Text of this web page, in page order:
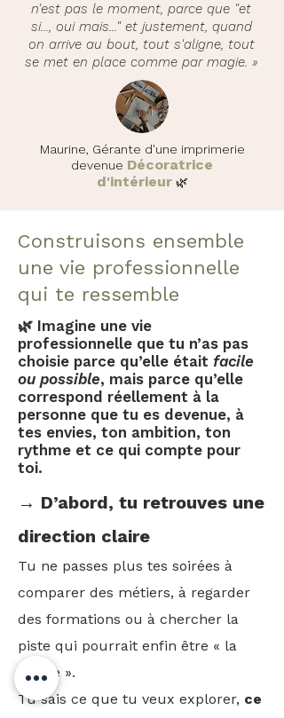
n'est pas le moment, parce que "et
si..., oui mais..." et justement, quand
on arrive au bout, tout s'aligne, tout
se met en place comme par magie. »
Maurine, Gérante d'une imprimerie
devenue Décoratrice
d'intérieur🌿
Construisons ensemble
une vie professionnelle
qui te ressemble
🌿 Imagine une vie
professionnelle que tu n’as pas
choisie parce qu’elle était facile
ou possible, mais parce qu’elle
correspond réellement à la
personne que tu es devenue, à
tes envies, ton ambition, ton
rythme et ce qui compte pour
toi.
→ D’abord, tu retrouves une
direction claire
Tu ne passes plus tes soirées à
comparer des métiers, à regarder
des formations ou à chercher la
piste qui pourrait enfin être « la
bonne ».
Tu sais ce que tu veux explorer, ce